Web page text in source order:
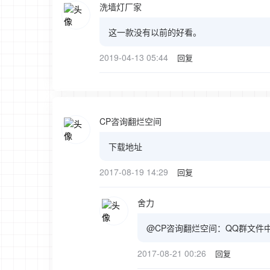
洗墙灯厂家
这一款没有以前的好看。
2019-04-13 05:44 回复
CP咨询翻烂空间
下载地址
2017-08-19 14:29 回复
舍力
@CP咨询翻烂空间：QQ群文件
2017-08-21 00:26 回复